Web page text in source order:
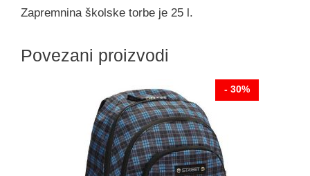
Zapremnina školske torbe je 25 l.
Povezani proizvodi
- 30%